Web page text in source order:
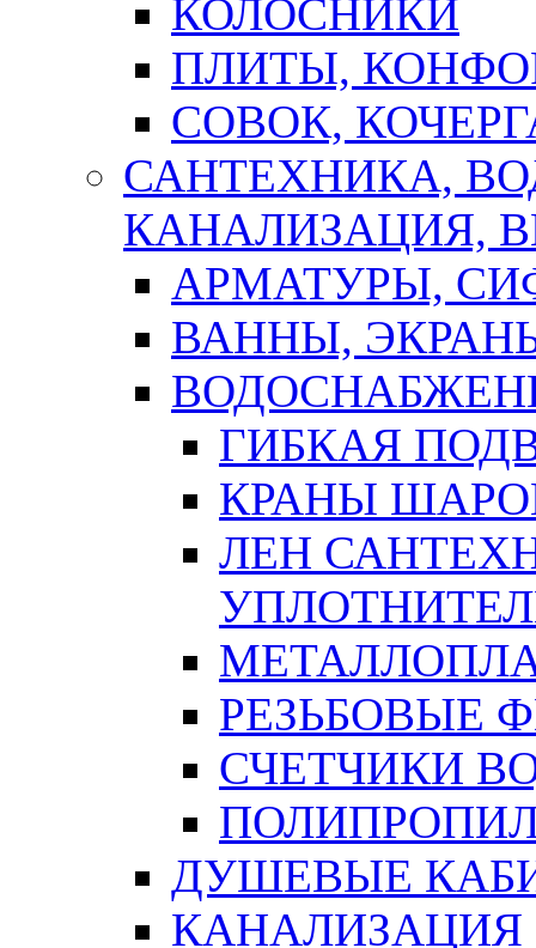
КОЛОСНИКИ
ПЛИТЫ,
СОВОК,
САНТЕХНИКА,
КАНАЛИЗАЦИЯ,
АРМАТУРЫ,
ВАННЫ,
ГИБКАЯ
КРАНЫ
ЛЕН
РЕЗЬБОВЫЕ
СЧЕТЧИКИ
ДУШЕВЫЕ
КАНАЛИЗАЦИЯ